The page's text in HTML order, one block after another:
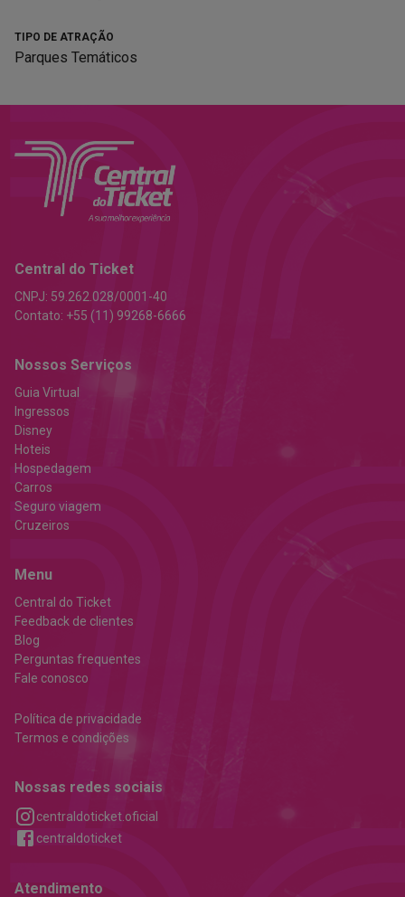
TIPO DE ATRAÇÃO
Parques Temáticos
Central do Ticket
CNPJ: 59.262.028/0001-40
Contato: +55 (11) 99268-6666
Nossos Serviços
Guia Virtual
Ingressos
Disney
Hoteis
Hospedagem
Carros
Seguro viagem
Cruzeiros
Menu
Central do Ticket
Feedback de clientes
Blog
Perguntas frequentes
Fale conosco
Política de privacidade
Termos e condições
Nossas redes sociais
centraldoticket.oficial
centraldoticket
Atendimento